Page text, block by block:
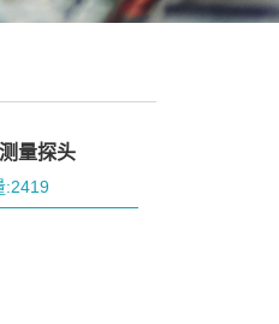
量探头
:2419